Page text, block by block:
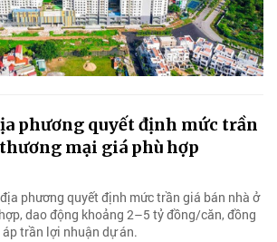
phương quyết định mức trần
mại giá phù hợp
phương quyết định mức trần giá bán nhà ở
dao động khoảng 2–5 tỷ đồng/căn, đồng
trần lợi nhuận dự án.